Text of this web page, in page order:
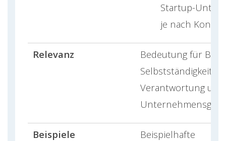
Startup-
je nach
Relevanz
Bedeutung für
Selbstständigkeit,
Verantwortung und
Beispiele
Beispielhafte